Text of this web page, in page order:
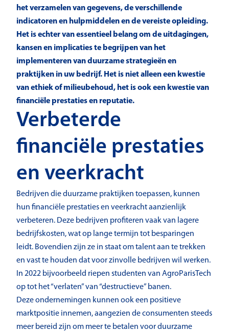
het verzamelen van gegevens, de verschillende
indicatoren en hulpmiddelen en de vereiste opleiding.
Het is echter van essentieel belang om de uitdagingen,
kansen en implicaties te begrijpen van het
implementeren van duurzame strategieën en
praktijken in uw bedrijf. Het is niet alleen een kwestie
van ethiek of milieubehoud, het is ook een kwestie van
financiële prestaties en reputatie.
Verbeterde
financiële prestaties
en veerkracht
Bedrijven die duurzame praktijken toepassen, kunnen
hun financiële prestaties en veerkracht aanzienlijk
verbeteren. Deze bedrijven profiteren vaak van lagere
bedrijfskosten, wat op lange termijn tot besparingen
leidt. Bovendien zijn ze in staat om talent aan te trekken
en vast te houden dat voor zinvolle bedrijven wil werken.
In 2022 bijvoorbeeld riepen studenten van AgroParisTech
op tot het “verlaten” van “destructieve” banen.
Deze ondernemingen kunnen ook een positieve
marktpositie innemen, aangezien de consumenten steeds
meer bereid zijn om meer te betalen voor duurzame